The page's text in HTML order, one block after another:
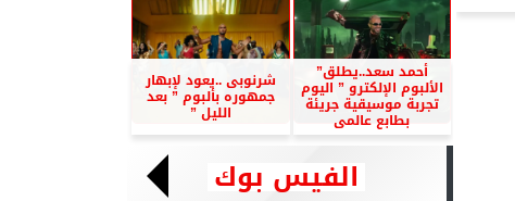
أحمد سعد..يطلق”
الألبوم الإلكترو ” اليوم
تجربة موسيقية جريئة
بطابع عالمى
شرنوبى ..يعود لإبهار
جمهوره بألبوم ” بعد
الليل ”
الفيس بوك